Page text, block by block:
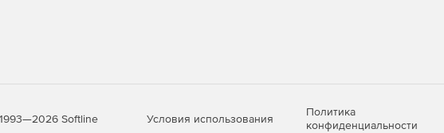
Softline Условия использования
Политика
конфиденциальности